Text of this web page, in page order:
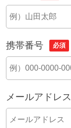
携帯番号 必須
メールアドレス